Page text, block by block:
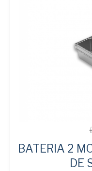
BATERIA 2
DE